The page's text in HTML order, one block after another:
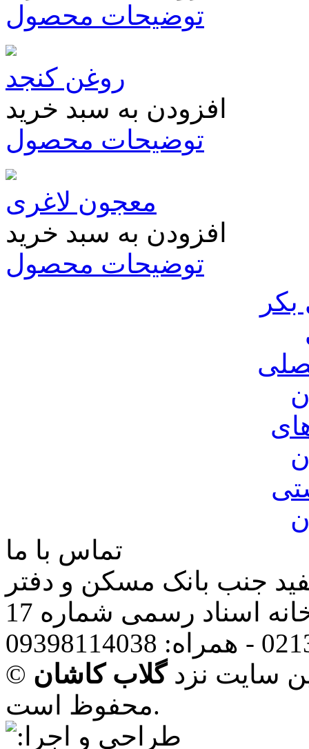
توضیحات محصول
روغن کنجد
افزودن به سبد خرید
توضیحات محصول
معجون لاغری
افزودن به سبد خرید
توضیحات محصول
تماس با ما
جنب بانک مسکن و دفتر
اسناد رسمی شماره 17
سایت نزدگلاب کاشان
محفوظ است.